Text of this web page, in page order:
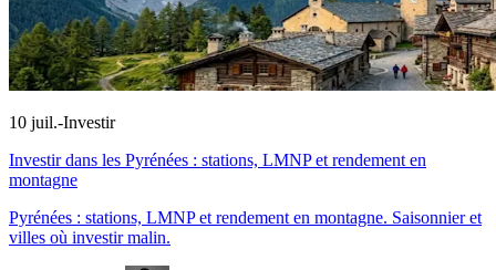
10 juil.-Investir
Investir dans les Pyrénées : stations, LMNP et rendement en
montagne
Pyrénées : stations, LMNP et rendement en montagne. Saisonnier et
villes où investir malin.